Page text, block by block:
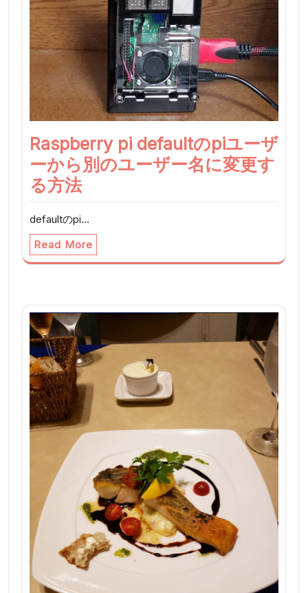
Raspberry pi defaultのpiユーザ
ーから別のユーザー名に変更す
る方法
defaultのpi…
Read More